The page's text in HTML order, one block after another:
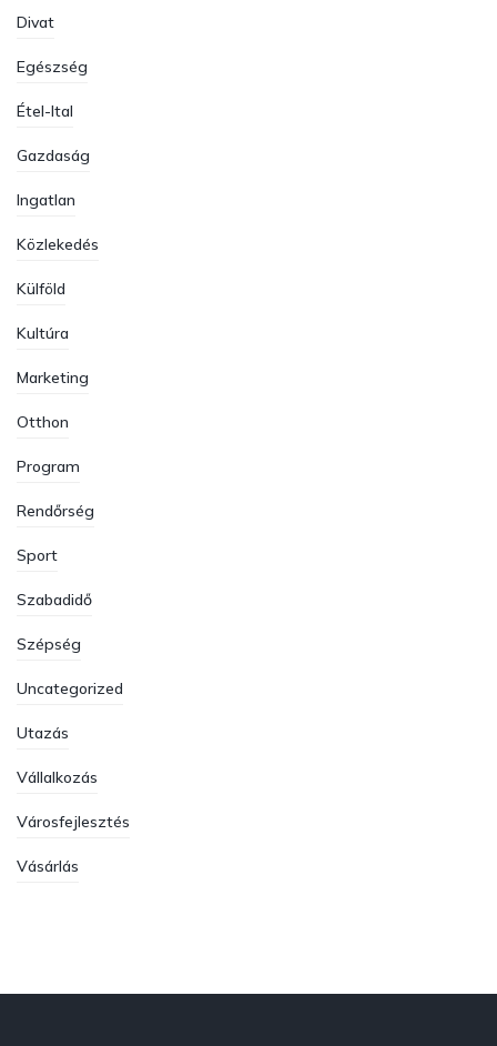
Divat
Egészség
Étel-Ital
Gazdaság
Ingatlan
Közlekedés
Külföld
Kultúra
Marketing
Otthon
Program
Rendőrség
Sport
Szabadidő
Szépség
Uncategorized
Utazás
Vállalkozás
Városfejlesztés
Vásárlás